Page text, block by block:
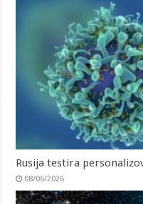
Rusija testira
08/06/2026